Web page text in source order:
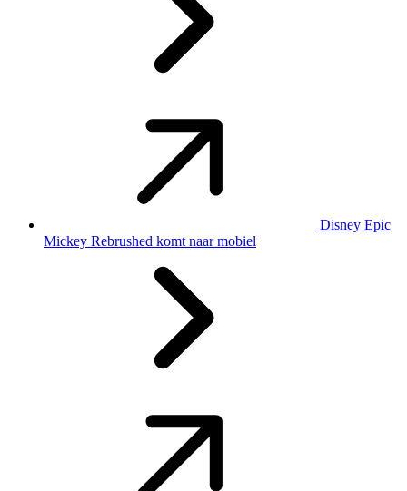
Disney Epic
Mickey Rebrushed komt naar mobiel